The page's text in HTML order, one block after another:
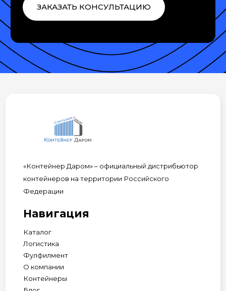
ЗАКАЗАТЬ КОНСУЛЬТАЦИЮ
«Контейнер Даром» – официальный дистрибьютор
контейнеров на территории Российского
Федерации
Навигация
Каталог
Логистика
Фулфилмент
О компании
Контейнеры